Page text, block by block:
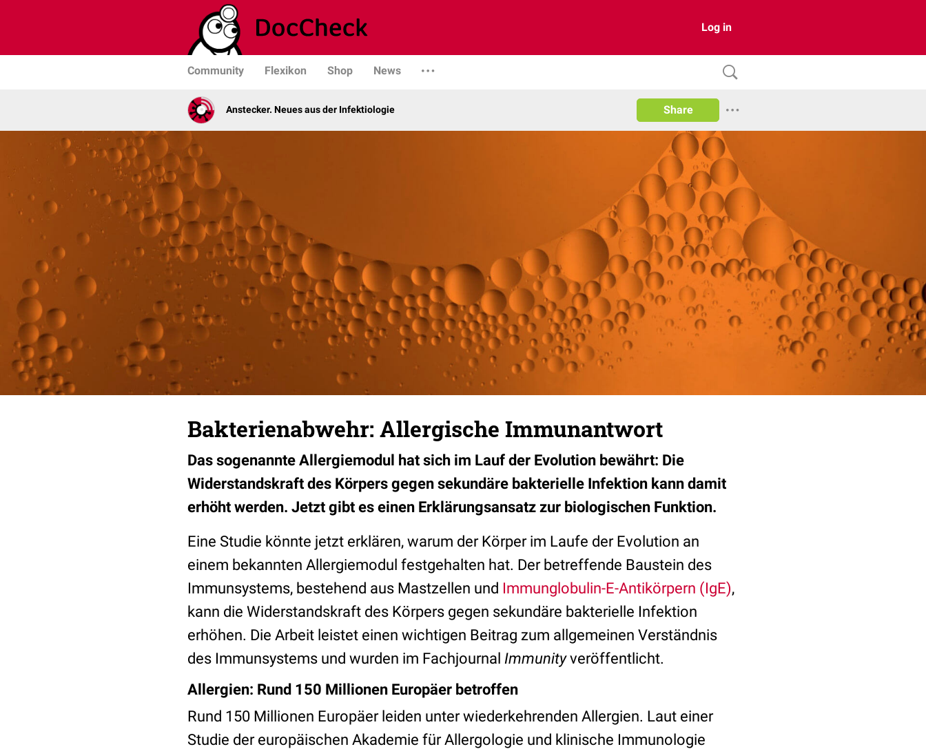
Log in
Community Flexikon Shop News
Anstecker. Neues aus der Infektiologie Share
Bakterienabwehr: Allergische Immunantwort
Das sogenannte Allergiemodul hat sich im Lauf der Evolution bewährt: Die
Widerstandskraft des Körpers gegen sekundäre bakterielle Infektion kann damit
erhöht werden. Jetzt gibt es einen Erklärungsansatz zur biologischen Funktion.
Eine Studie könnte jetzt erklären, warum der Körper im Laufe der Evolution an
einem bekannten Allergiemodul festgehalten hat. Der betreffende Baustein des
Immunsystems, bestehend aus Mastzellen und Immunglobulin-E-Antikörpern (IgE),
kann die Widerstandskraft des Körpers gegen sekundäre bakterielle Infektion
erhöhen. Die Arbeit leistet einen wichtigen Beitrag zum allgemeinen Verständnis
des Immunsystems und wurden im Fachjournal Immunityveröffentlicht.
Allergien: Rund 150 Millionen Europäer betroffen
Rund 150 Millionen Europäer leiden unter wiederkehrenden Allergien. Laut einer
Studie der europäischen Akademie für Allergologie und klinische Immunologie